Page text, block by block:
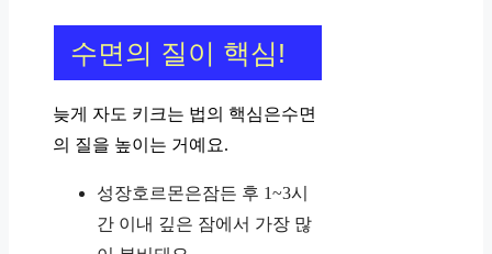
수면의 질이 핵심!
늦게 자도 키크는 법의 핵심은수면
의 질을 높이는 거예요.
성장호르몬은잠든 후 1~3시
간 이내 깊은 잠에서 가장 많